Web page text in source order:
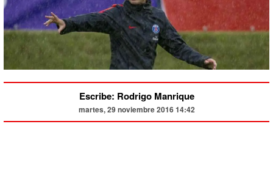
Escribe: Rodrigo Manrique
martes, 29 noviembre 2016 14:42